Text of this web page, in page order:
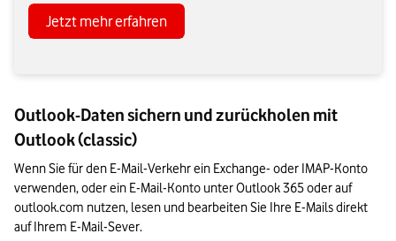
Jetzt mehr erfahren
Outlook-Daten sichern und zurückholen mit
Outlook (classic)
Wenn Sie für den E-Mail-Verkehr ein Exchange- oder IMAP-Konto
verwenden, oder ein E-Mail-Konto unter Outlook 365 oder auf
outlook.com nutzen, lesen und bearbeiten Sie Ihre E-Mails direkt
auf Ihrem E-Mail-Sever.